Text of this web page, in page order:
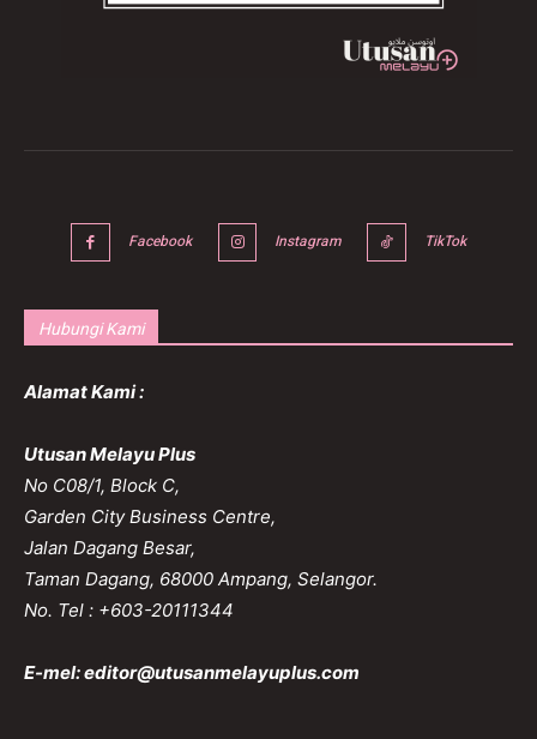
Facebook Instagram TikTok
Hubungi Kami
Alamat Kami :
Utusan Melayu Plus
No C08/1, Block C,
Garden City Business Centre,
Jalan Dagang Besar,
Taman Dagang, 68000 Ampang, Selangor.
No. Tel : +603-20111344
E-mel:editor@utusanmelayuplus.com